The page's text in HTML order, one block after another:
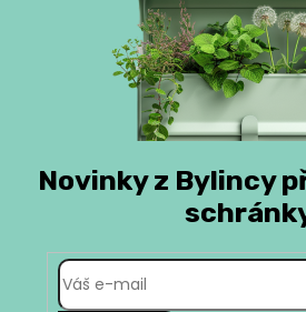
Novinky z Bylincy